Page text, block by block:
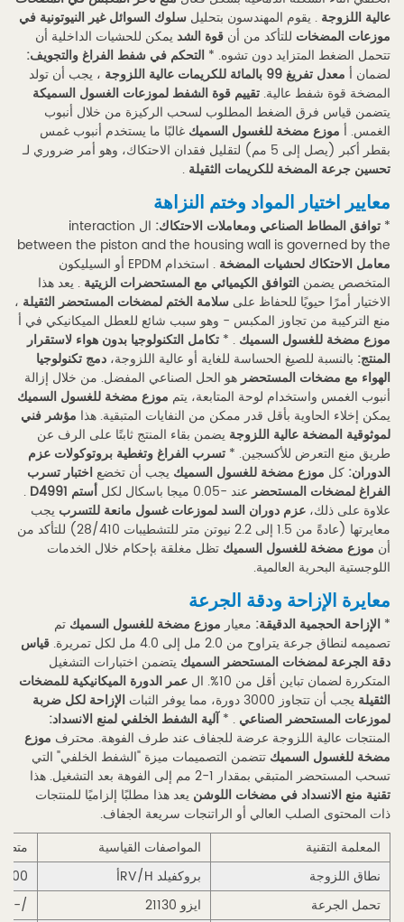
معايير
اختيار
المواد
وختم
النزاهة
3
معايرة
الإزاحة
ودقة
الجرعة
4
التحقق
من
الجودة
للمصادر
الصناعية
4.1
الأسئلة
الشائعة
الفنية
4.2
المراجع
الفنية
عالية اللزوجة . يقوم المهندسون بتحليل سلوك السوائل غير النيوتونية في
موزعات المضخات للتأكد من أن قوة الشد يمكن للحشيات الداخلية أن
تتحمل الضغط المتزايد دون تشوه. * التحكم في شفط الفراغ والتجويف:
لضمان أ معدل تفريغ 99 بالمائة للكريمات عالية اللزوجة
، يجب أن تولد
المضخة قوة شفط عالية. تقييم قوة الشفط لموزعات الغسول السميكة
يتضمن قياس فرق الضغط المطلوب لسحب الركيزة من خلال أنبوب
الغمس. أ موزع مضخة للغسول السميك غالبًا ما يستخدم أنبوب غمس
بقطر أكبر (يصل إلى 5 مم) لتقليل فقدان الاحتكاك، وهو أمر ضروري لـ
تحسين جرعة المضخة للكريمات الثقيلة .
معايير اختيار المواد وختم النزاهة
* توافق المطاط الصناعي ومعاملات الاحتكاك:
ال interaction
between the piston and the housing wall is governed by the
معامل الاحتكاك لحشيات المضخة
. استخدام EPDM أو السيليكون
المتخصص يضمن التوافق الكيميائي مع المستحضرات الزيتية . يعد هذا
الاختيار أمرًا حيويًا للحفاظ على سلامة الختم لمضخات المستحضر الثقيلة ،
منع التركيبة من تجاوز المكبس - وهو سبب شائع للعطل الميكانيكي في أ
موزع مضخة للغسول السميك . * تكامل التكنولوجيا بدون هواء لاستقرار
المنتج: بالنسبة للصيغ الحساسة للغاية أو عالية اللزوجة، دمج تكنولوجيا
الهواء مع مضخات المستحضرهو الحل الصناعي المفضل. من خلال إزالة
أنبوب الغمس واستخدام لوحة المتابعة، يتم موزع مضخة للغسول السميك
يمكن إخلاء الحاوية بأقل قدر ممكن من النفايات المتبقية. هذا مؤشر فني
لموثوقية المضخة عالية اللزوجة يضمن بقاء المنتج ثابتًا على الرف عن
طريق منع التعرض للأكسجين. * تسرب الفراغ وتغطية بروتوكولات عزم
الدوران: كل موزع مضخة للغسول السميك يجب أن تخضعاختبار تسرب
الفراغ لمضخات المستحضرعند -0.05 ميجا باسكال لكل أستم D4991
.
علاوة على ذلك، عزم دوران السد لموزعات غسول مانعة للتسرب يجب
معايرتها (عادةً من 1.5 إلى 2.2 نيوتن متر للتشطيبات 28/410) للتأكد من
أن موزع مضخة للغسول السميك تظل مغلقة بإحكام خلال الخدمات
اللوجستية البحرية العالمية.
معايرة الإزاحة ودقة الجرعة
* الإزاحة الحجمية الدقيقة: معيار موزع مضخة للغسول السميك تم
تصميمه لنطاق جرعة يتراوح من 2.0 مل إلى 4.0 مل لكل تمريرة.
قياس
دقة الجرعة لمضخات المستحضر السميك يتضمن اختبارات التشغيل
المتكررة لضمان تباين أقل من 10%. ال
عمر الدورة الميكانيكية للمضخات
الثقيلة يجب أن تتجاوز 3000 دورة، مما يوفر الثبات
الإزاحة لكل ضربة
لموزعات المستحضر الصناعي . *آلية الشفط الخلفي لمنع الانسداد:
المنتجات عالية اللزوجة عرضة للجفاف عند طرف الفوهة. محترف موزع
مضخة للغسول السميك تتضمن التصميمات ميزة "الشفط الخلفي" التي
تسحب المستحضر المتبقي بمقدار 1-2 مم إلى الفوهة بعد التشغيل. هذا
تقنية منع الانسداد في مضخات اللوشن يعد هذا مطلبًا إلزاميًا للمنتجات
ذات المحتوى الصلب العالي أو الراتنجات سريعة الجفاف.
المعلمة التقنية
المواصفات القياسية
نطاق اللزوجة
بروكفيلد RV/Hأ
30,000 -
تحمل الجرعة
ايزو 21130 /- 0.2 مل